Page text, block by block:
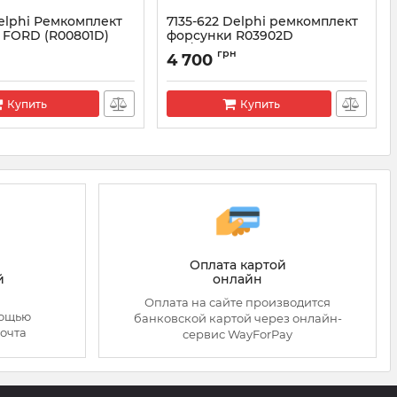
Ремкомплект
(R00801D)
Купить
7135-622 Delphi ремкомплект
форсунки R03902D
KIA/HYUNDAI 2.9
(28278897+L243PRD)
Артикул: 7135-622
4 700 грн
Купить
Оплата картой
онлайн
Оплата на сайте производится
банковской картой через онлайн-
сервис WayForPay